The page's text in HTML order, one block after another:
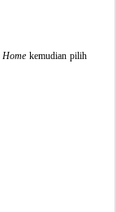
Homekemudian pilih